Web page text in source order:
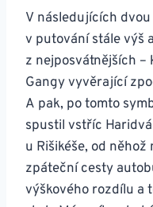
V následujících
v putování stále výš
z nejposvátnějších –
Gangy vyvěrající
A pak, po tomto
spustil vstříc
u Rišikéše, od
zpáteční cesty
výškového rozdílu a